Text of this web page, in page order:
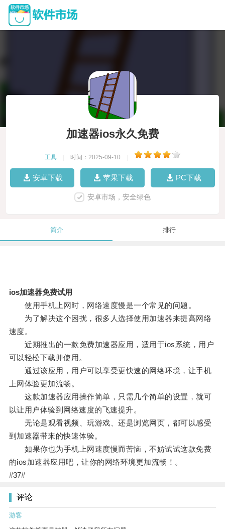
加速器ios永久免费
工具 时间：2025-09-10
安卓下载 苹果下载 PC下载
安卓市场，安全绿色
简介 排行
ios加速器免费试用
使用手机上网时，网络速度慢是一个常见的问题。
为了解决这个困扰，很多人选择使用加速器来提高网络
速度。
近期推出的一款免费加速器应用，适用于ios系统，用户
可以轻松下载并使用。
通过该应用，用户可以享受更快速的网络环境，让手机
上网体验更加流畅。
这款加速器应用操作简单，只需几个简单的设置，就可
以让用户体验到网络速度的飞速提升。
无论是观看视频、玩游戏、还是浏览网页，都可以感受
到加速器带来的快速体验。
如果你也为手机上网速度慢而苦恼，不妨试试这款免费
的ios加速器应用吧，让你的网络环境更加流畅！。
#37#
评论
游客